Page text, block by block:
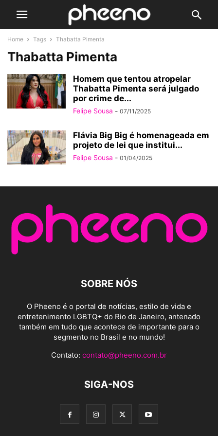
Home Tags Thabatta Pimenta
Thabatta Pimenta
Homem que tentou atropelar
Thabatta Pimenta será julgado
por crime de...
Felipe Sousa - 07/11/2025
Flávia Big Big é homenageada em
projeto de lei que institui...
Felipe Sousa - 01/04/2025
SOBRE NÓS
O Pheeno é o portal de notícias, estilo de vida e
entretenimento LGBTQ+ do Rio de Janeiro, antenado
também em tudo que acontece de importante para o
segmento no Brasil e no mundo!
Contato: contato@pheeno.com.br
SIGA-NOS